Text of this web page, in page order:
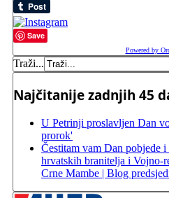
Save
Powered by
Traži...
Najčitanije zadnjih 45
U Petrinji proslavljen Dan
prorok'
Čestitam vam Dan pobjede
hrvatskih branitelja i Vojno-
Crne Mambe | Blog